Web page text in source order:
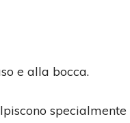
e alla bocca.
specialmente